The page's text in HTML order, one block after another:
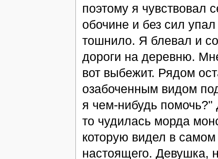
поэтому я
обочине и без сил
тошнило. Я блевал и
дороги на деревню.
вот выбежит. Рядом
озабоченным видом
я чем-нибудь
то чудилась морда
которую видел в самом
настоящего. Девушка,